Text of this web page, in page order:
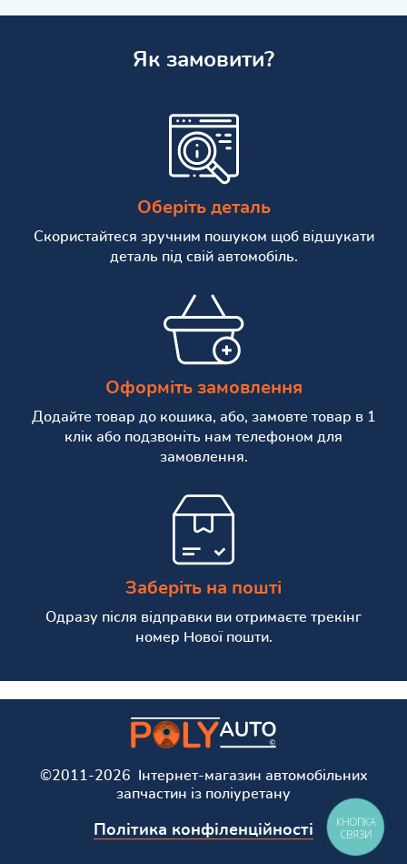
Як замовити?
Оберіть деталь
Скористайтеся зручним пошуком щоб відшукати
деталь під свій автомобіль.
Оформіть замовлення
Додайте товар до кошика, або, замовте товар в 1
клік або подзвоніть нам телефоном для
замовлення.
Заберіть на пошті
Одразу після відправки ви отримаєте трекінг
номер Нової пошти.
©2011-2026 Інтернет-магазин автомобільних
запчастин із поліуретану
Політика конфіленційності
КНОПКА
СВЯЗИ